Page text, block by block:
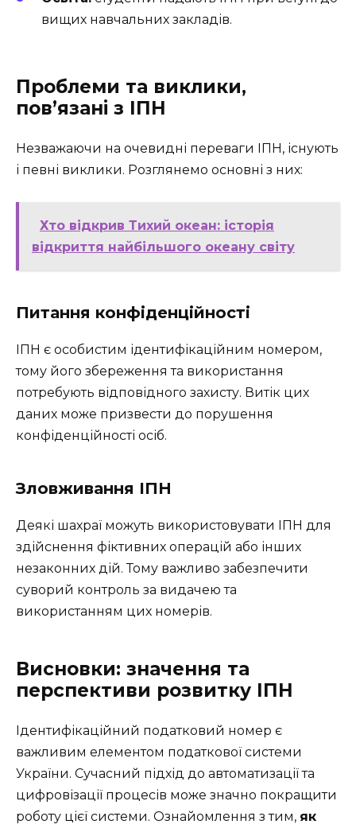
вищих навчальних закладів.
Проблеми та виклики,
пов’язані з ІПН
Незважаючи на очевидні переваги ІПН, існують
і певні виклики. Розглянемо основні з них:
Хто відкрив Тихий океан: історія
відкриття найбільшого океану світу
Питання конфіденційності
ІПН є особистим ідентифікаційним номером,
тому його збереження та використання
потребують відповідного захисту. Витік цих
даних може призвести до порушення
конфіденційності осіб.
Зловживання ІПН
Деякі шахраї можуть використовувати ІПН для
здійснення фіктивних операцій або інших
незаконних дій. Тому важливо забезпечити
суворий контроль за видачею та
використанням цих номерів.
Висновки: значення та
перспективи розвитку ІПН
Ідентифікаційний податковий номер є
важливим елементом податкової системи
України. Сучасний підхід до автоматизації та
цифровізації процесів може значно покращити
роботу цієї системи. Ознайомлення з тим, як